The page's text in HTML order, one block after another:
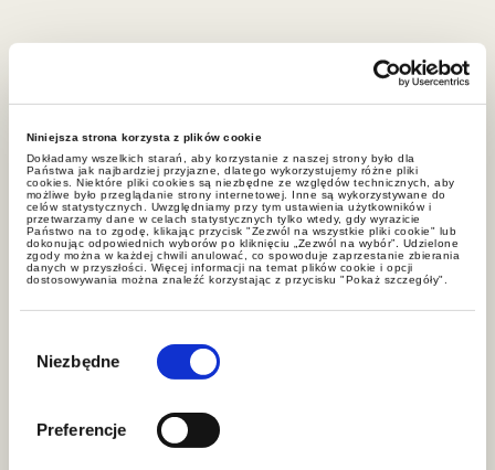
Niniejsza strona korzysta z plików cookie
Dokładamy wszelkich starań, aby korzystanie z naszej strony było dla
Państwa jak najbardziej przyjazne, dlatego wykorzystujemy różne pliki
cookies. Niektóre pliki cookies są niezbędne ze względów technicznych, aby
możliwe było przeglądanie strony internetowej. Inne są wykorzystywane do
celów statystycznych. Uwzględniamy przy tym ustawienia użytkowników i
przetwarzamy dane w celach statystycznych tylko wtedy, gdy wyrazicie
Państwo na to zgodę, klikając przycisk "Zezwól na wszystkie pliki cookie" lub
dokonując odpowiednich wyborów po kliknięciu „Zezwól na wybór”. Udzielone
zgody można w każdej chwili anulować, co spowoduje zaprzestanie zbierania
danych w przyszłości. Więcej informacji na temat plików cookie i opcji
dostosowywania można znaleźć korzystając z przycisku "Pokaż szczegóły".
zgody
Niezbędne
Preferencje
Specjalizacje
Zarządzanie ryzykiem i strategia
podatkowa
Aktualności